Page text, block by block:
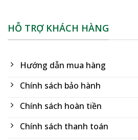
HỖ TRỢ KHÁCH HÀNG
Hướng dẫn mua hàng
Chính sách bảo hành
Chính sách hoàn tiền
Chính sách thanh toán